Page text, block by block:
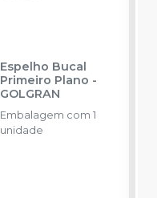
Espelho Bucal
Primeiro Plano -
GOLGRAN
Embalagem com 1
unidade